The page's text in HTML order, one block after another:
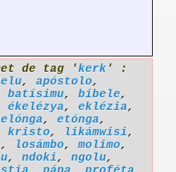
de tag 'kerk ' :
, apóstolo,
batísimu, bibele,
ékelézya, eklézia,
elónga, etónga,
kristo, likámwisi,
, losámbo,molimo,
, ndoki, ngolu,